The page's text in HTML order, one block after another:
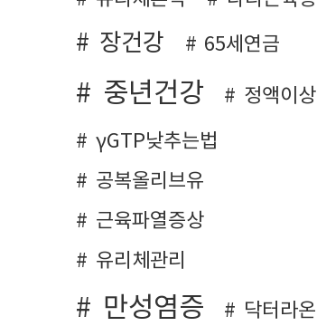
장건강 65세연금
중년건강
정액이상
γGTP낮추는법
공복올리브유
근육파열증상
유리체관리
만성염증 닥터라온